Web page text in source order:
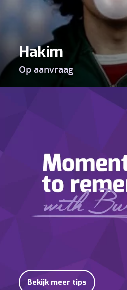
Hakim
Op aanvraag
Bekijk meer tips